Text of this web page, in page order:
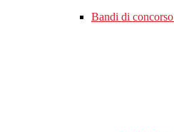
Bandi di concorso